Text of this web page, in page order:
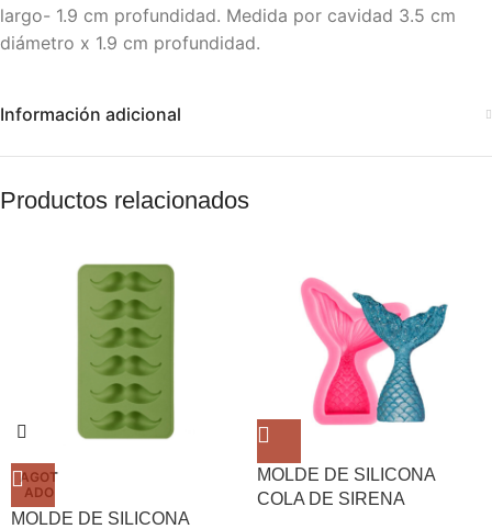
largo- 1.9 cm profundidad. Medida por cavidad 3.5 cm
diámetro x 1.9 cm profundidad.
Información adicional
Productos relacionados
AGOT
ADO
MOLDE DE SILICONA
MOLDE DE SILICONA
COLA DE SIRENA